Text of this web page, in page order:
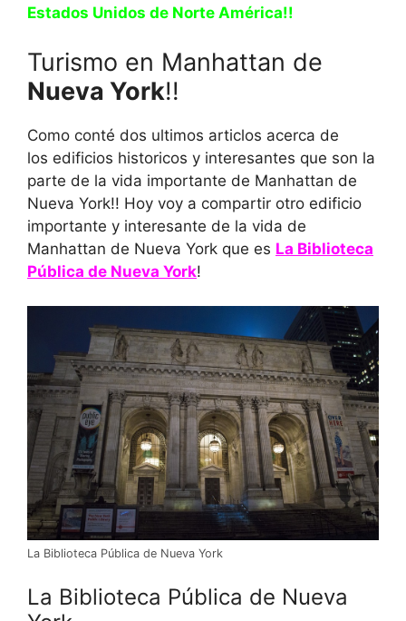
Estados Unidos de Norte América!!
Turismo en Manhattan de
Nueva York!!
Como conté dos ultimos articlos acerca de
los edificios historicos y interesantes que son la
parte de la vida importante de Manhattan de
Nueva York!! Hoy voy a compartir otro edificio
importante y interesante de la vida de
Manhattan de Nueva York que es La Biblioteca
Pública de Nueva York!
La Biblioteca Pública de Nueva York
La Biblioteca Pública de Nueva